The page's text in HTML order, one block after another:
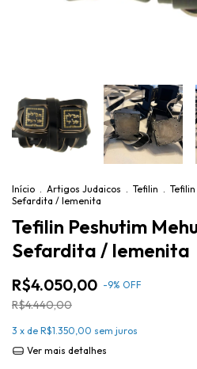
Início . Artigos Judaicos . Tefilin .
Sefardita / Iemenita
Tefilin Peshutim
Sefardita / Iemenita
R$4.050,00 -9% OFF
R$4.440,00
3 x de R$1.350,00 sem juros
Ver mais detalhes